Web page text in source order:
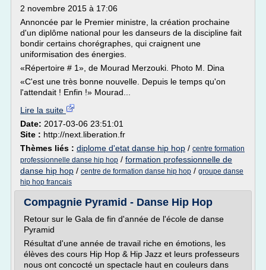
2 novembre 2015 à 17:06
Annoncée par le Premier ministre, la création prochaine
d'un diplôme national pour les danseurs de la discipline fait
bondir certains chorégraphes, qui craignent une
uniformisation des énergies.
«Répertoire # 1», de Mourad Merzouki. Photo M. Dina
«C'est une très bonne nouvelle. Depuis le temps qu'on
l'attendait ! Enfin !» Mourad...
Lire la suite
Date: 2017-03-06 23:51:01
Site : http://next.liberation.fr
Thèmes liés : diplome d'etat danse hip hop / centre formation
professionnelle danse hip hop / formation professionnelle de
danse hip hop / centre de formation danse hip hop / groupe danse
hip hop francais
Compagnie Pyramid - Danse Hip Hop
Retour sur le Gala de fin d'année de l'école de danse
Pyramid
Résultat d'une année de travail riche en émotions, les
élèves des cours Hip Hop & Hip Jazz et leurs professeurs
nous ont concocté un spectacle haut en couleurs dans